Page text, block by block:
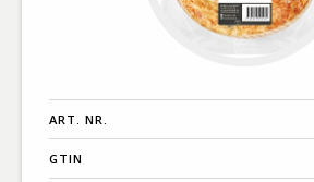
ART. NR.
GTIN